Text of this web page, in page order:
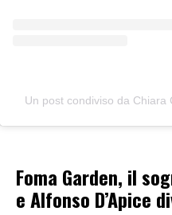
Un post condiviso da Chiara
Foma Garden, il
e Alfonso D’Apice